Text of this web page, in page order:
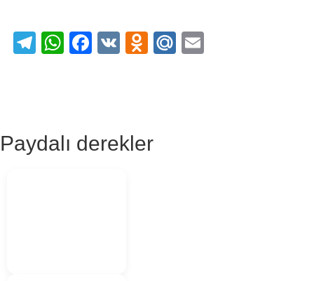
Telegram
WhatsApp
Facebook
VK Odnoklassniki
Mail.Ru
Paydalı derekler